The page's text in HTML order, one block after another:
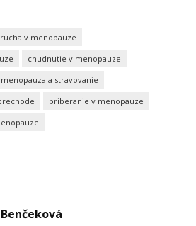
v menopauze
chudnutie v menopauze
menopauza a stravovanie
priberanie v menopauze